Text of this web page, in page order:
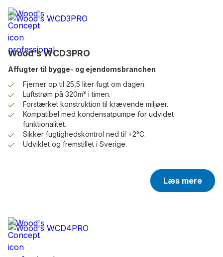
Wood’s WCD3PRO
Affugter til bygge- og ejendomsbranchen
Fjerner op til 25,5 liter fugt om dagen.
Luftstrøm på 320m³ i timen.
Forstærket konstruktion til krævende miljøer.
Kompatibel med kondensatpumpe for udvidet
funktionalitet.
Sikker fugtighedskontrol ned til +2°C.
Udviklet og fremstillet i Sverige.
Læs mere